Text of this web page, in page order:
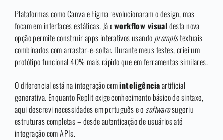
Plataformas como Canva e Figma revolucionaram o design, mas
focam em interfaces estáticas. Já oworkflow visualdesta nova
opção permite construir apps interativos usando promptstextuais
combinados com arrastar-e-soltar. Durante meus testes, criei um
protótipo funcional 40% mais rápido que em ferramentas similares.
O diferencial está na integração cominteligênciaartificial
generativa. Enquanto Replit exige conhecimento básico de sintaxe,
aqui descrevi necessidades em português e o softwaresugeriu
estruturas completas – desde autenticação de usuários até
integração com APIs.